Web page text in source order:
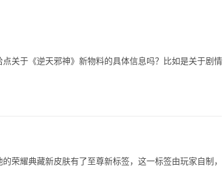
关于《逆天邪神》新物料的具体信息吗？比如是关于剧情
荣耀典藏新皮肤有了至尊新标签，这一标签由玩家自制，